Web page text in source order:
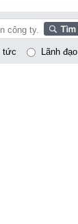
tức Lãnh đạo